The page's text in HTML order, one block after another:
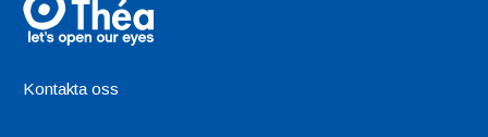
Kontakta oss